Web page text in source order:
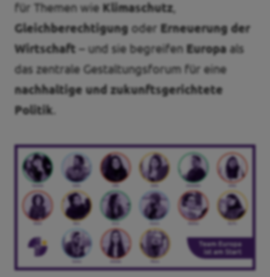
für Themen wie Klimaschutz,
Gleichberechtigung oder Erneuerung der
Wirtschaft – und sie begreifen Europa als
das zentrale Gestaltungsforum für eine
nachhaltige und zukunftsgerichtete
Politik.